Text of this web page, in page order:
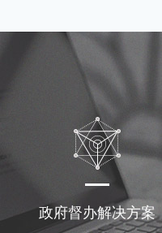
政府督办解决方案